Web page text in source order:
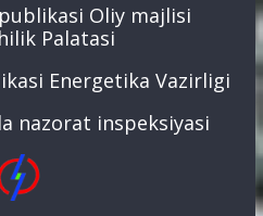
Oliy majlisi
Palatasi
Energetika Vazirligi
nazorat inspeksiyasi